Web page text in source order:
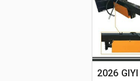
2026